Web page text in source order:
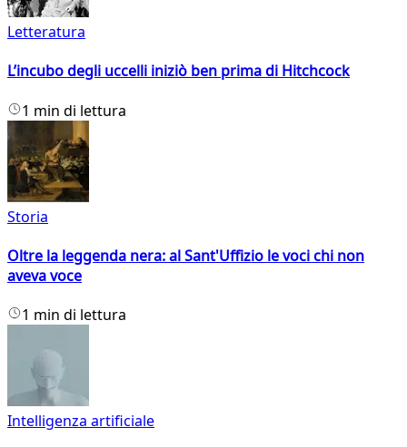
Letteratura
L’incubo degli uccelli iniziò ben prima di Hitchcock
1 min di lettura
Storia
Oltre la leggenda nera: al Sant'Uffizio le voci chi non
aveva voce
1 min di lettura
Intelligenza artificiale